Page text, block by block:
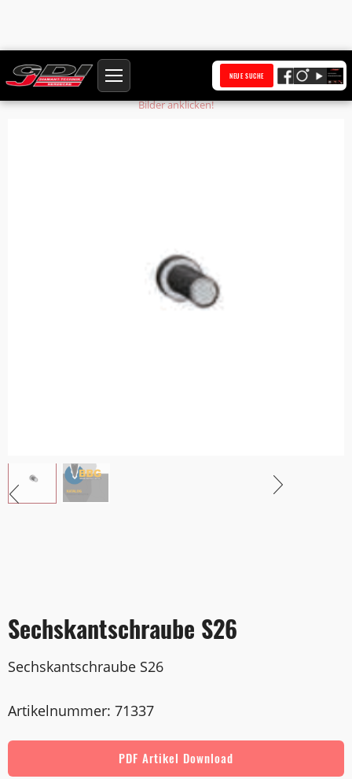
NEUE SUCHE
Startseite Produkte Sechskantschraube S26
Bilder anklicken!
Sechskantschraube S26
Sechskantschraube S26
Artikelnummer: 71337
PDF Artikel Download